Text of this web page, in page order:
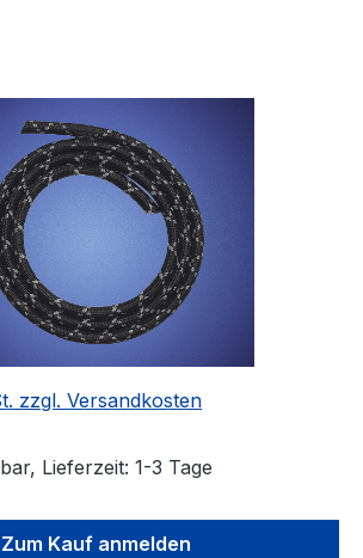
zzgl. Versandkosten
Lieferzeit: 1-3 Tage
Zum Kauf anmelden